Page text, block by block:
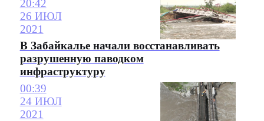
20:42
26 ИЮЛ
2021
В Забайкалье начали восстанавливать
разрушенную паводком
инфраструктуру
00:39
24 ИЮЛ
2021